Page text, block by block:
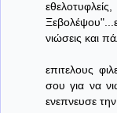
νιώσεις και
επιτελους
σου για να
ενεπνευσε